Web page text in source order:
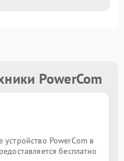
PowerCom
PowerCom в
бесплатно